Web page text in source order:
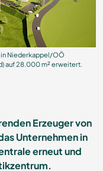
in Niederkappel/OÖ
auf 28.000 m² erweitert.
Erzeuger von
Unternehmen in
erneut und